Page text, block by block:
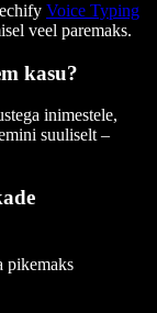
Voice Typing
veel paremaks.
kasu?
inimestele,
suuliselt –
pikemaks